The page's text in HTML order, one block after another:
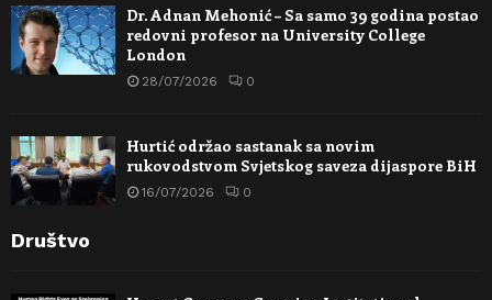
Dr. Adnan Mehonić – Sa samo 39 godina postao
redovni profesor na University College
London
28/07/2026 0
Hurtić održao sastanak sa novim
rukovodstvom Svjetskog saveza dijaspore BiH
16/07/2026 0
Društvo